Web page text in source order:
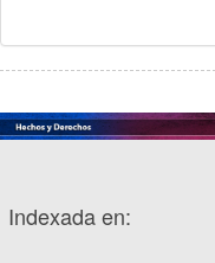
Indexada en: